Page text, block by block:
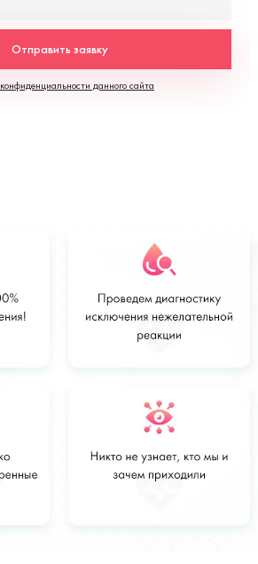
Отправить заявку
конфиденциальности данного сайта
Заказать